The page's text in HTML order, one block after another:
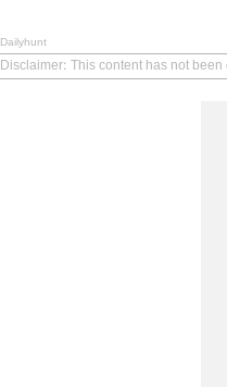
Dailyhunt
Disclaimer: This content has not